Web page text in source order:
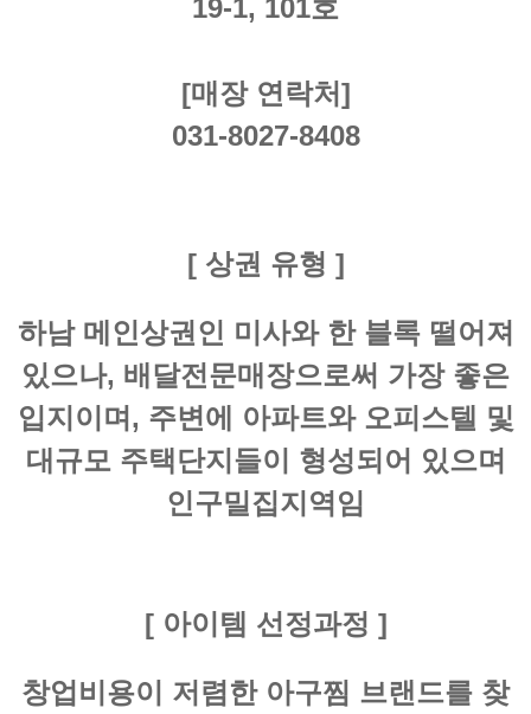
19-1, 101호
[매장 연락처]
031-8027-8408
[ 상권 유형 ]
하남 메인상권인 미사와 한 블록 떨어져
있으나, 배달전문매장으로써 가장 좋은
입지이며, 주변에 아파트와 오피스텔 및
대규모 주택단지들이 형성되어 있으며
인구밀집지역임
[ 아이템 선정과정 ]
창업비용이 저렴한 아구찜 브랜드를 찾